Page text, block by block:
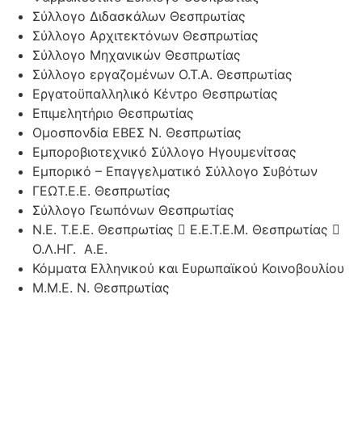
Σύλλογο Διδασκάλων Θεσπρωτίας
Σύλλογο Αρχιτεκτόνων Θεσπρωτίας
Σύλλογο Μηχανικών Θεσπρωτίας
Σύλλογο εργαζομένων Ο.Τ.Α. Θεσπρωτίας
Εργατοϋπαλληλικό Κέντρο Θεσπρωτίας
Επιμελητήριο Θεσπρωτίας
Ομοσπονδία ΕΒΕΣ Ν. Θεσπρωτίας
Εμποροβιοτεχνικό Σύλλογο Ηγουμενίτσας
Εμπορικό – Επαγγελματικό Σύλλογο Συβότων
ΓΕΩΤ.Ε.Ε. Θεσπρωτίας
Σύλλογο Γεωπόνων Θεσπρωτίας
Ν.Ε. Τ.Ε.Ε. Θεσπρωτίας  Ε.Ε.Τ.Ε.Μ. Θεσπρωτίας 
Ο.Λ.ΗΓ. Α.Ε.
Κόμματα Ελληνικού και Ευρωπαϊκού Κοινοβουλίου
Μ.Μ.Ε. Ν. Θεσπρωτίας